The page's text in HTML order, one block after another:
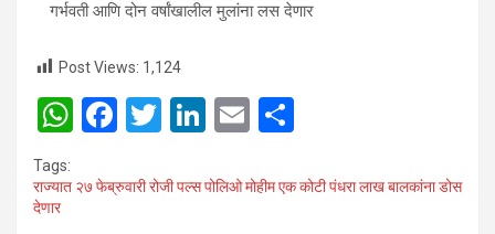
गर्भवती आणि दोन वर्षांखालील मुलांना लस देणार
Post Views: 1,124
W
at
F
ce
T
tt
Li
ke
E
ail ar
Tags:
राज्यात २७ फेब्रुवारी रोजी पल्स पोलिओ मोहीम एक कोटी पंधरा लाख बालकांना डोस
देणार